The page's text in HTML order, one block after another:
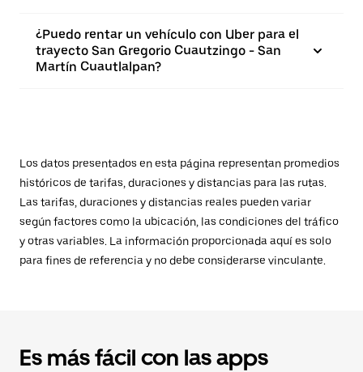
¿Puedo rentar un vehículo con Uber para el
trayecto San Gregorio Cuautzingo - San
Martín Cuautlalpan?
Los datos presentados en esta página representan promedios
históricos de tarifas, duraciones y distancias para las rutas.
Las tarifas, duraciones y distancias reales pueden variar
según factores como la ubicación, las condiciones del tráfico
y otras variables. La información proporcionada aquí es solo
para fines de referencia y no debe considerarse vinculante.
Es más fácil con las apps